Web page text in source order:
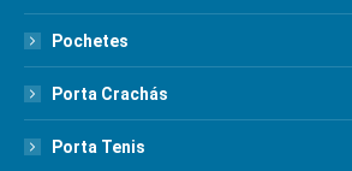
Pochetes
Porta Crachás
Porta Tenis